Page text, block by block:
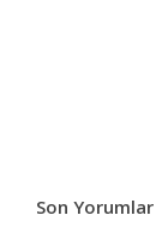
Son Yorumlar